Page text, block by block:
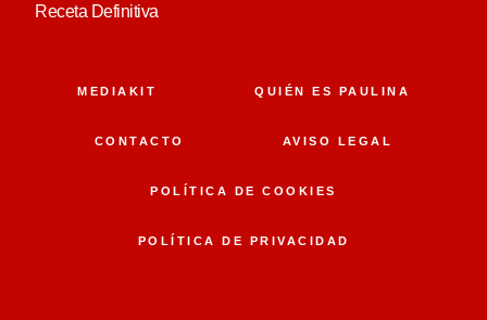
Receta Definitiva
MEDIAKIT QUIÉN ES PAULINA
CONTACTO AVISO LEGAL
POLÍTICA DE COOKIES
POLÍTICA DE PRIVACIDAD